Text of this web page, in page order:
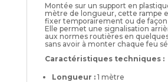
Montée sur un support en
mètre de longueur, cette rampe
fixer temporairement ou de
Elle permet une signalisation
aux normes routières en
sans avoir à monter chaque feu
Caractéristiques techniques :
Longueur :1 mètre